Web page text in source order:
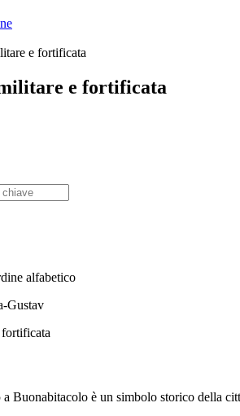
e fortificata
e fortificata
alfabetico
Buonabitacolo è un simbolo storico della